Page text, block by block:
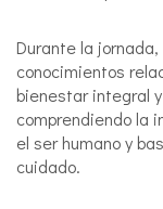
Durante la
conocimientos
bienestar integral
comprendiendo la
el ser humano y
cuidado.